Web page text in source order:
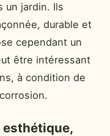
un jardin. Ils
durable et
cependant un
être intéressant
à condition de
esthétique,